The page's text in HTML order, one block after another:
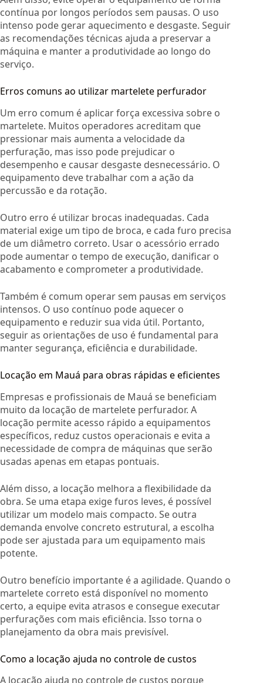
contínua por longos períodos sem pausas. O uso
intenso pode gerar aquecimento e desgaste. Seguir
as recomendações técnicas ajuda a preservar a
máquina e manter a produtividade ao longo do
serviço.
Erros comuns ao utilizar martelete perfurador
Um erro comum é aplicar força excessiva sobre o
martelete. Muitos operadores acreditam que
pressionar mais aumenta a velocidade da
perfuração, mas isso pode prejudicar o
desempenho e causar desgaste desnecessário. O
equipamento deve trabalhar com a ação da
percussão e da rotação.
Outro erro é utilizar brocas inadequadas. Cada
material exige um tipo de broca, e cada furo precisa
de um diâmetro correto. Usar o acessório errado
pode aumentar o tempo de execução, danificar o
acabamento e comprometer a produtividade.
Também é comum operar sem pausas em serviços
intensos. O uso contínuo pode aquecer o
equipamento e reduzir sua vida útil. Portanto,
seguir as orientações de uso é fundamental para
manter segurança, eficiência e durabilidade.
Locação em Mauá para obras rápidas e eficientes
Empresas e profissionais de Mauá se beneficiam
muito da locação de martelete perfurador. A
locação permite acesso rápido a equipamentos
específicos, reduz custos operacionais e evita a
necessidade de compra de máquinas que serão
usadas apenas em etapas pontuais.
Além disso, a locação melhora a flexibilidade da
obra. Se uma etapa exige furos leves, é possível
utilizar um modelo mais compacto. Se outra
demanda envolve concreto estrutural, a escolha
pode ser ajustada para um equipamento mais
potente.
Outro benefício importante é a agilidade. Quando o
martelete correto está disponível no momento
certo, a equipe evita atrasos e consegue executar
perfurações com mais eficiência. Isso torna o
planejamento da obra mais previsível.
Como a locação ajuda no controle de custos
A locação ajuda no controle de custos porque